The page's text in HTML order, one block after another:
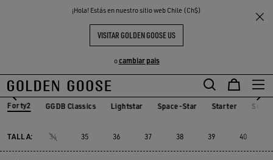
¡Hola! Estás en nuestro sitio web Chile (Ch$)
VISITAR GOLDEN GOOSE US
ocambiar pais
THE
COMMUNITY
Forty2
FORTY2 MUJER
Forty2 GGDB Classics Lightstar Space-Star Starter
TALLA: 34 35 36 37 38 39 40